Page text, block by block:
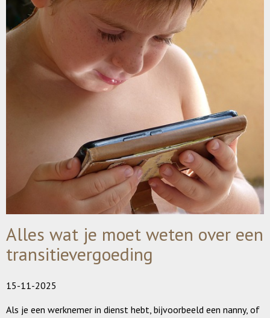
Alles wat je moet weten over een
transitievergoeding
15-11-2025
Als je een werknemer in dienst hebt, bijvoorbeeld een nanny, of